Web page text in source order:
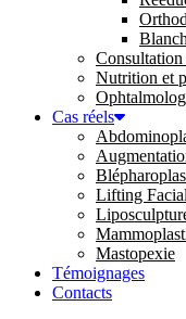
Consultation
Nutrition et
Cas réels
Lifting Facial
Mastopexie
Témoignages
Contacts